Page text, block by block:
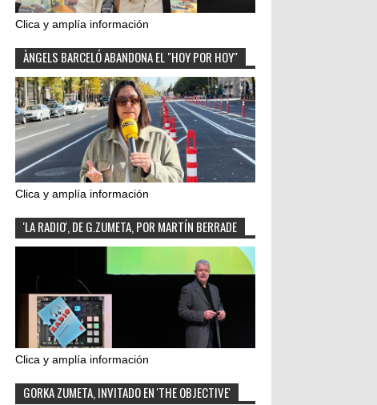
Clica y amplía información
ÀNGELS BARCELÓ ABANDONA EL "HOY POR HOY"
Clica y amplía información
'LA RADIO', DE G.ZUMETA, POR MARTÍN BERRADE
Clica y amplía información
GORKA ZUMETA, INVITADO EN 'THE OBJECTIVE'